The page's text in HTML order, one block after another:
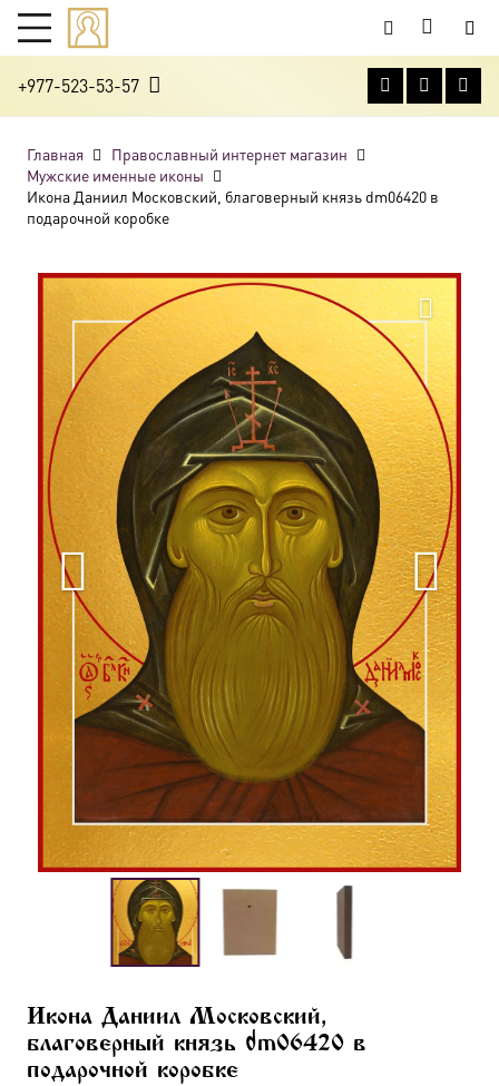
+977-523-53-57
Главная
Православный интернет магазин
Мужские именные иконы
Икона Даниил Московский, благоверный князь dm06420 в
подарочной коробке
Икона Даниил Московский,
благоверный князь dm06420 в
подарочной коробке